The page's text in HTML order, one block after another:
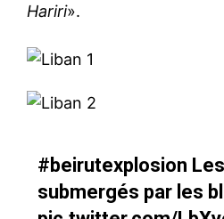
Hariri».
#beirutexplosion
submergés par les